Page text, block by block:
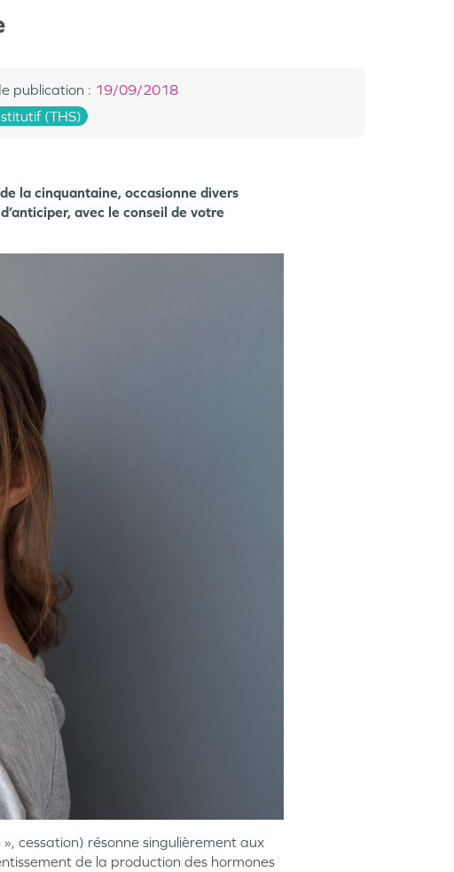
publication : 19/09/2018
(THS)
la cinquantaine, occasionne divers
avec le conseil de votre
cessation) résonne singulièrement aux
de la production des hormones